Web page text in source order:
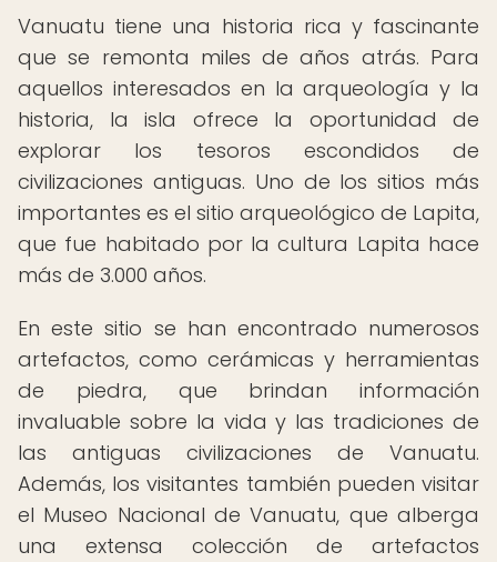
Vanuatu tiene una historia rica y fascinante
que se remonta miles de años atrás. Para
aquellos interesados en la arqueología y la
historia, la isla ofrece la oportunidad de
explorar los tesoros escondidos de
civilizaciones antiguas. Uno de los sitios más
importantes es el sitio arqueológico de Lapita,
que fue habitado por la cultura Lapita hace
más de 3.000 años.
En este sitio se han encontrado numerosos
artefactos, como cerámicas y herramientas
de piedra, que brindan información
invaluable sobre la vida y las tradiciones de
las antiguas civilizaciones de Vanuatu.
Además, los visitantes también pueden visitar
el Museo Nacional de Vanuatu, que alberga
una extensa colección de artefactos